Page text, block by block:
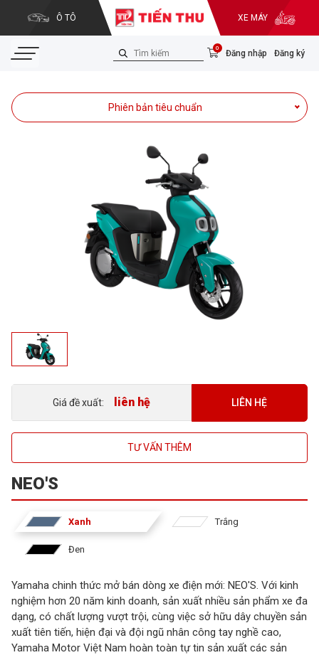
Ô TÔ XE MÁY
0
Đăng nhập Đăng ký
Phiên bản tiêu chuẩn
Giá đề xuất: liên hệ LIÊN HỆ
TƯ VẤN THÊM
NEO'S
Xanh Trắng
Đen
Yamaha chinh thức mở bán dòng xe điện mới: NEO'S. Với kinh
nghiệm hơn 20 năm kinh doanh, sản xuất nhiều sản phẩm xe đa
dạng, có chất lượng vượt trội, cùng việc sở hữu dây chuyền sản
xuất tiên tiến, hiện đại và đội ngũ nhân công tay nghề cao,
Yamaha Motor Việt Nam hoàn toàn tự tin sản xuất các sản